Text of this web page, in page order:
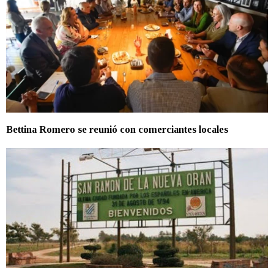
Bettina Romero se reunió con comerciantes locales